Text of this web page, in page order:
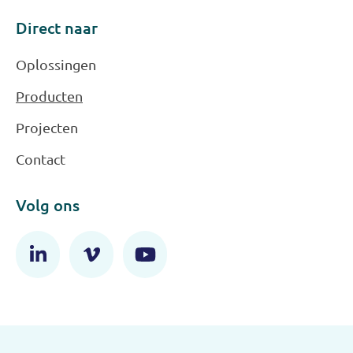
Direct naar
Oplossingen
Producten
Projecten
Contact
Volg ons